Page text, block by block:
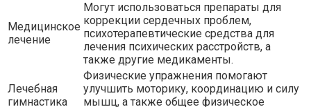
Медицинское
лечение
Могут использоваться препараты для
коррекции сердечных проблем,
психотерапевтические средства для
лечения психических расстройств, а
также другие медикаменты.
Лечебная
гимнастика
Физические упражнения помогают
улучшить моторику, координацию и силу
мышц, а также общее физическое